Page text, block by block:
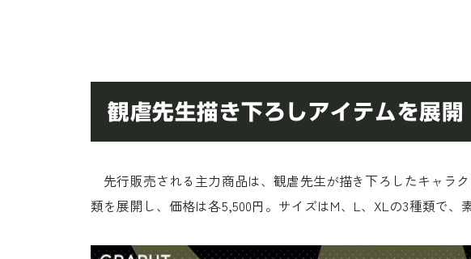
観虐先生描き下ろしアイテムを展開
先行販売される主力商品は、観虐先生が描き下ろしたキャラ
類を展開し、価格は各5,500円。サイズはM、L、XLの3種類で、